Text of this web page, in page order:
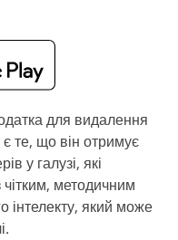
для видалення
те, що він отримує
у галузі, які
методичним
інтелекту, який може